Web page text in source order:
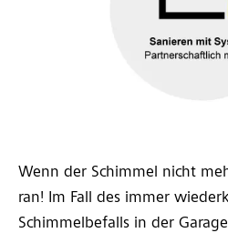
Wenn der Schimmel nicht
ran! Im Fall des immer
Schimmelbefalls in der